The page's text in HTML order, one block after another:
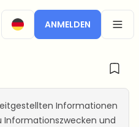
ANMELDEN
Informationen
Informationszwecken und